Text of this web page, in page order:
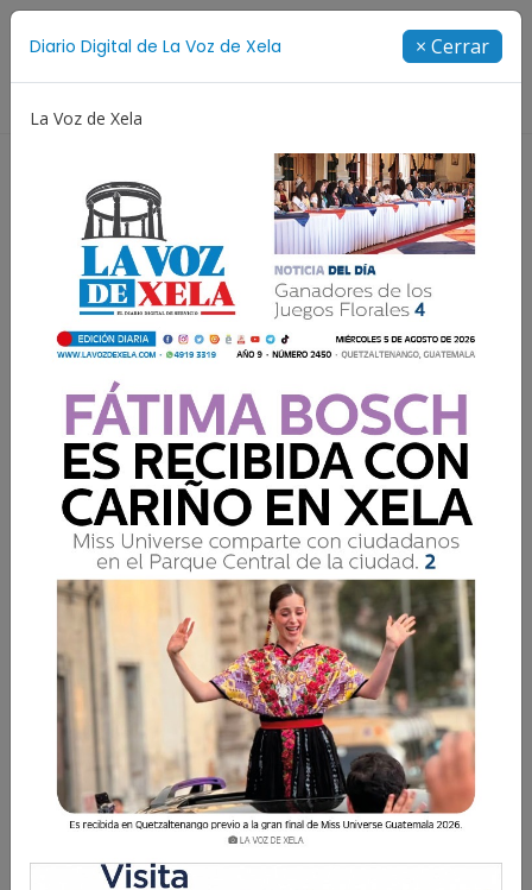
Diario Digital de La Voz de Xela × Cerrar
La Voz de Xela
de Bandas 2026
Utz Ulew Mall responde a
la polémica con imágenes
César Pérez Méndez 6 Enero 2019 00:10
Comparte